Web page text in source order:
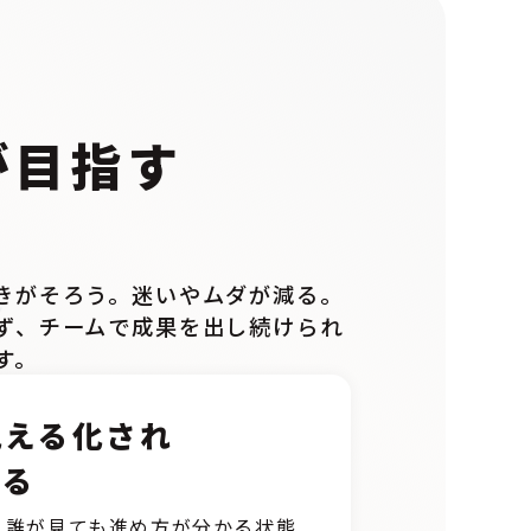
指す
そろう。迷いやムダが減る。
、チームで成果を出し続けられ
る化され